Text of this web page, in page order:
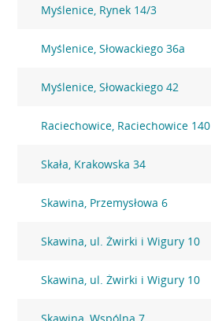
Myślenice, Rynek 14/3
Myślenice, Słowackiego 36a
Myślenice, Słowackiego 42
Raciechowice, Raciechowice 140
Skała, Krakowska 34
Skawina, Przemysłowa 6
Skawina, ul. Żwirki i Wigury 10
Skawina, ul. Żwirki i Wigury 10